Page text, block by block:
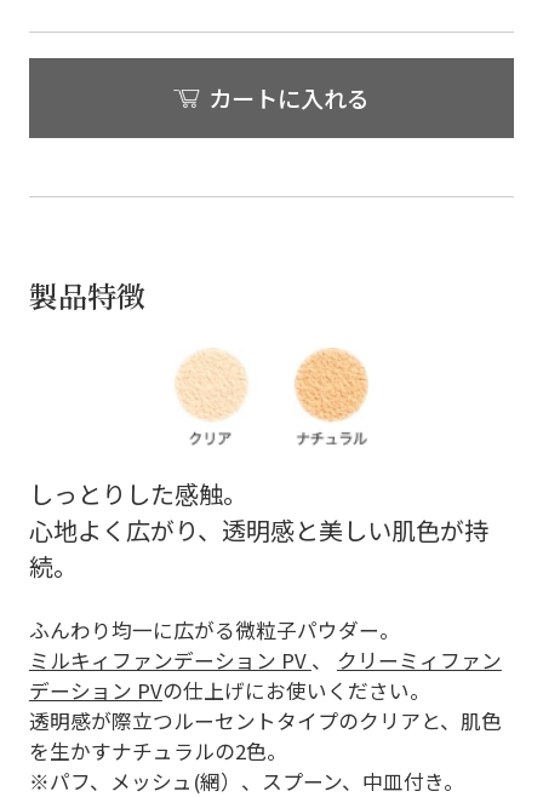
カートに入れる
製品特徴
しっとりした感触。
心地よく広がり、透明感と美しい肌色が持
続。
ふんわり均一に広がる微粒子パウダー。
ミルキィファンデーション PV 、 クリーミィファン
デーション PVの仕上げにお使いください。
透明感が際立つルーセントタイプのクリアと、肌色
を生かすナチュラルの2色。
※パフ、メッシュ(網）、スプーン、中皿付き。